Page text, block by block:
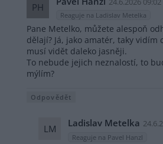
PH
Reaguje na Ladislav Metelka
Pane Metelko, můžete alespoň
dělají? Já, jako amatér, taky vidím
musí vidět daleko jasněji.
To nebude jejich neznalostí, to
mýlím?
Odpovědět
LM Ladislav Metelka
Reaguje na Pavel Hanzl